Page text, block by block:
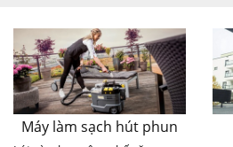
Máy làm sạch hút phun